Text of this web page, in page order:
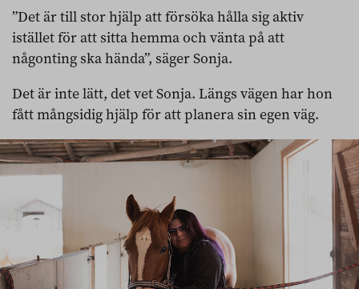
”Det är till stor hjälp att försöka hålla sig aktiv
istället för att sitta hemma och vänta på att
någonting ska hända”, säger Sonja.
Det är inte lätt, det vet Sonja. Längs vägen har hon
fått mångsidig hjälp för att planera sin egen väg.